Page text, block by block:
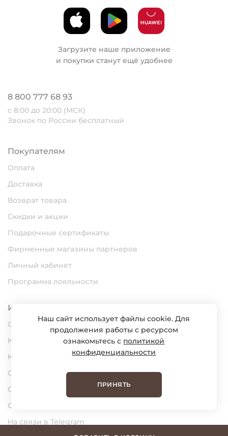
Загрузите наше приложение
и покупки станут ещё удобнее
8 800 777 68 93
с 8:00 до 20:00 (МСК)
Звонок по России бесплатный
Покупателям
Оплата
Доставка
Возврат товара
Скидки и акции
Подарочные сертификаты
Фирменные магазины партнеров
Личный кабинет
Программа лояльности
Информация
О нас
Карьера
Контакты
Статьи
Сертификаты
Обратная связь
На связи в Telegram
Наш сайт использует файлы cookie. Для
продолжения работы с ресурсом
ознакомьтесь с политикой
конфиденциальности
ПРИНЯТЬ